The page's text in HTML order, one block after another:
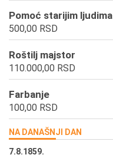
Pomoć starijim ljudima
500,00 RSD
Roštilj majstor
110.000,00 RSD
Farbanje
100,00 RSD
NA DANAŠNJI DAN
7.8.1859.